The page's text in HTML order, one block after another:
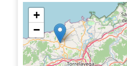
+
−